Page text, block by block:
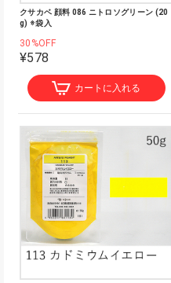
クサカベ 顔料 086 ニトロソグリーン (20
g) ※袋入
30%OFF
¥578
カートに入れる